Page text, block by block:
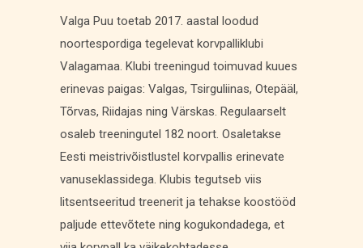
Valga Puu toetab 2017. aastal loodud
noortespordiga tegelevat korvpalliklubi
Valagamaa. Klubi treeningud toimuvad kuues
erinevas paigas: Valgas, Tsirguliinas, Otepääl,
Tõrvas, Riidajas ning Värskas. Regulaarselt
osaleb treeningutel 182 noort. Osaletakse
Eesti meistrivõistlustel korvpallis erinevate
vanuseklassidega. Klubis tegutseb viis
litsentseeritud treenerit ja tehakse koostööd
paljude ettevõtete ning kogukondadega, et